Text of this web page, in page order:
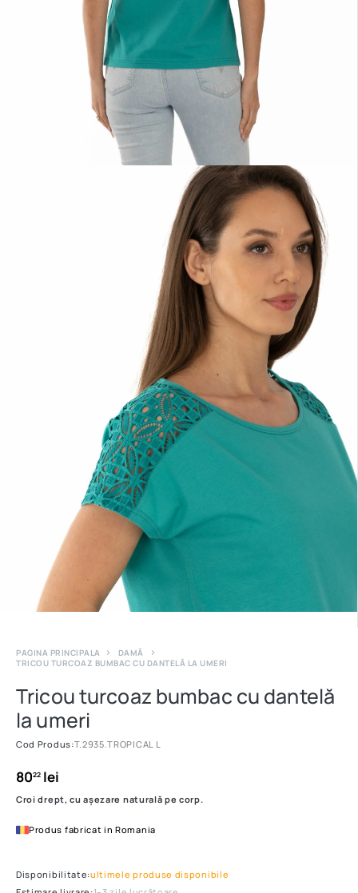
PAGINA PRINCIPALA
DAMĂ
TRICOU TURCOAZ BUMBAC CU DANTELĂ LA UMERI
Tricou turcoaz bumbac cu dantelă
la umeri
Cod Produs:T.2935.TROPICAL L
8022lei
Croi drept, cu așezare naturală pe corp.
Produs fabricat in Romania
Disponibilitate:ultimele produse disponibile